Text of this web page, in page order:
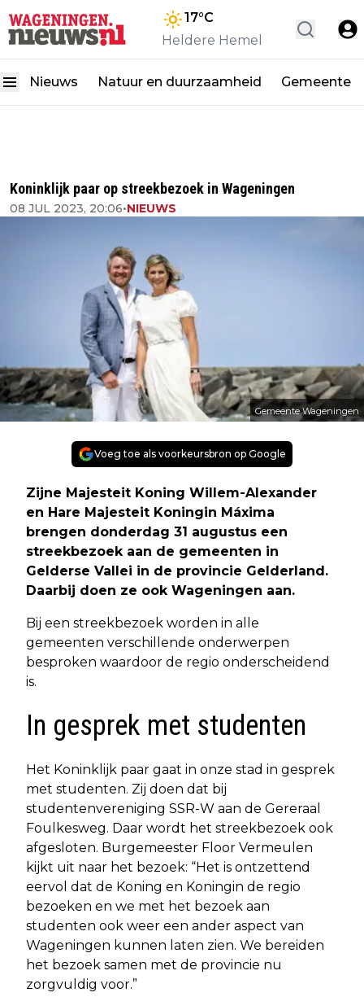
17°C
Heldere Hemel
Nieuws Natuur en duurzaamheid Gemeente
Koninklijk paar op streekbezoek in Wageningen
08 JUL 2023, 20:06•NIEUWS
Gemeente Wageningen
Voeg toe als voorkeursbron op Google
Zijne Majesteit Koning Willem-Alexander
en Hare Majesteit Koningin Máxima
brengen donderdag 31 augustus een
streekbezoek aan de gemeenten in
Gelderse Vallei in de provincie Gelderland.
Daarbij doen ze ook Wageningen aan.
Bij een streekbezoek worden in alle
gemeenten verschillende onderwerpen
besproken waardoor de regio onderscheidend
is.
In gesprek met studenten
Het Koninklijk paar gaat in onze stad in gesprek
met studenten. Zij doen dat bij
studentenvereniging SSR-W aan de Gereraal
Foulkesweg. Daar wordt het streekbezoek ook
afgesloten. Burgemeester Floor Vermeulen
kijkt uit naar het bezoek: “Het is ontzettend
eervol dat de Koning en Koningin de regio
bezoeken en we met het bezoek aan
studenten ook weer een ander aspect van
Wageningen kunnen laten zien. We bereiden
het bezoek samen met de provincie nu
zorgvuldig voor.”